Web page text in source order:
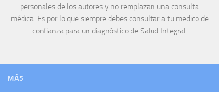
personales de los autores y no remplazan una consulta
médica. Es por lo que siempre debes consultar a tu medico de
confianza para un diagnóstico de Salud Integral.
MÁS